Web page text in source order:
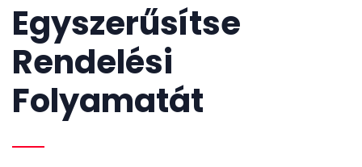
Egyszerűsítse
Rendelési
Folyamatát